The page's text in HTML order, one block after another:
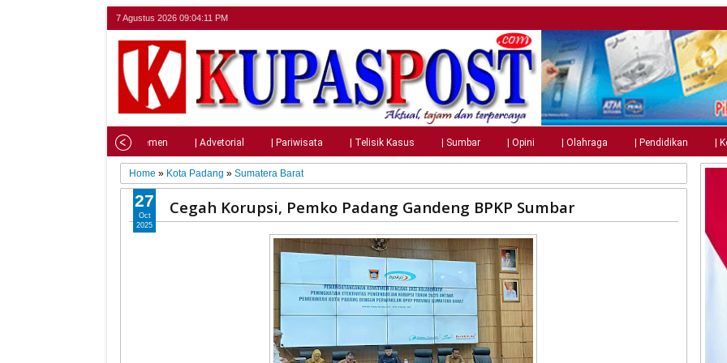
7 Agustus 2026 09:04:12 PM
| Parlemen | Advetorial | Pariwisata | Telisik Kasus | Sumbar | Opini | Olahraga | Pendidikan |
Home » Kota Padang »Sumatera Barat
Cegah Korupsi, Pemko Padang Gandeng BPKP Sumbar
27
Oct
2025